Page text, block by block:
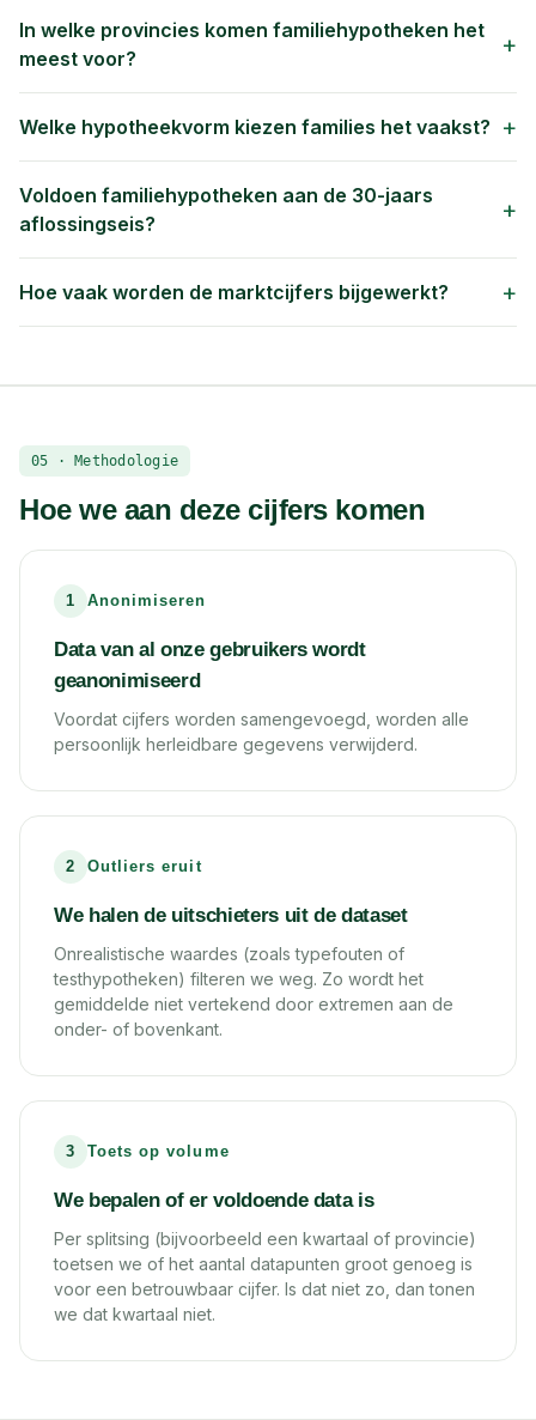
In welke provincies komen familiehypotheken het
meest voor?
+
Welke hypotheekvorm kiezen families het vaakst? +
Voldoen familiehypotheken aan de 30-jaars
aflossingseis?
+
Hoe vaak worden de marktcijfers bijgewerkt? +
05 · Methodologie
Hoe we aan deze cijfers komen
1 Anonimiseren
Data van al onze gebruikers wordt
geanonimiseerd
Voordat cijfers worden samengevoegd, worden alle
persoonlijk herleidbare gegevens verwijderd.
2 Outliers eruit
We halen de uitschieters uit de dataset
Onrealistische waardes (zoals typefouten of
testhypotheken) filteren we weg. Zo wordt het
gemiddelde niet vertekend door extremen aan de
onder- of bovenkant.
3 Toets op volume
We bepalen of er voldoende data is
Per splitsing (bijvoorbeeld een kwartaal of provincie)
toetsen we of het aantal datapunten groot genoeg is
voor een betrouwbaar cijfer. Is dat niet zo, dan tonen
we dat kwartaal niet.